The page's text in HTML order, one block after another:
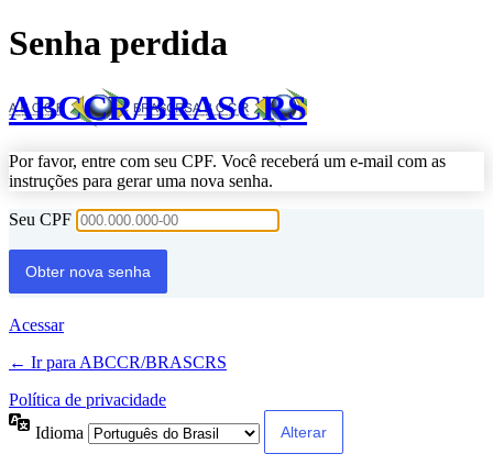
Senha perdida
ABCCR/BRASCRS
Por favor, entre com seu CPF. Você receberá um e-mail com as
instruções para gerar uma nova senha.
Seu CPF
Acessar
← Ir para ABCCR/BRASCRS
Política de privacidade
Idioma